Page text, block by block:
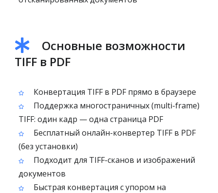
Основные возможности
TIFF в PDF
Конвертация TIFF в PDF прямо в браузере
Поддержка многостраничных (multi-frame)
TIFF: один кадр — одна страница PDF
Бесплатный онлайн-конвертер TIFF в PDF
(без установки)
Подходит для TIFF-сканов и изображений
документов
Быстрая конвертация с упором на